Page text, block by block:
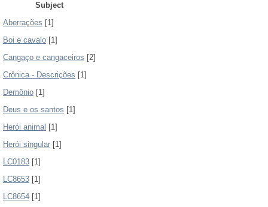
Subject
Aberrações [1]
Boi e cavalo [1]
Cangaço e cangaceiros [2]
Crônica - Descrições [1]
Demônio [1]
Deus e os santos [1]
Herói animal [1]
Herói singular [1]
LC0183 [1]
LC8653 [1]
LC8654 [1]